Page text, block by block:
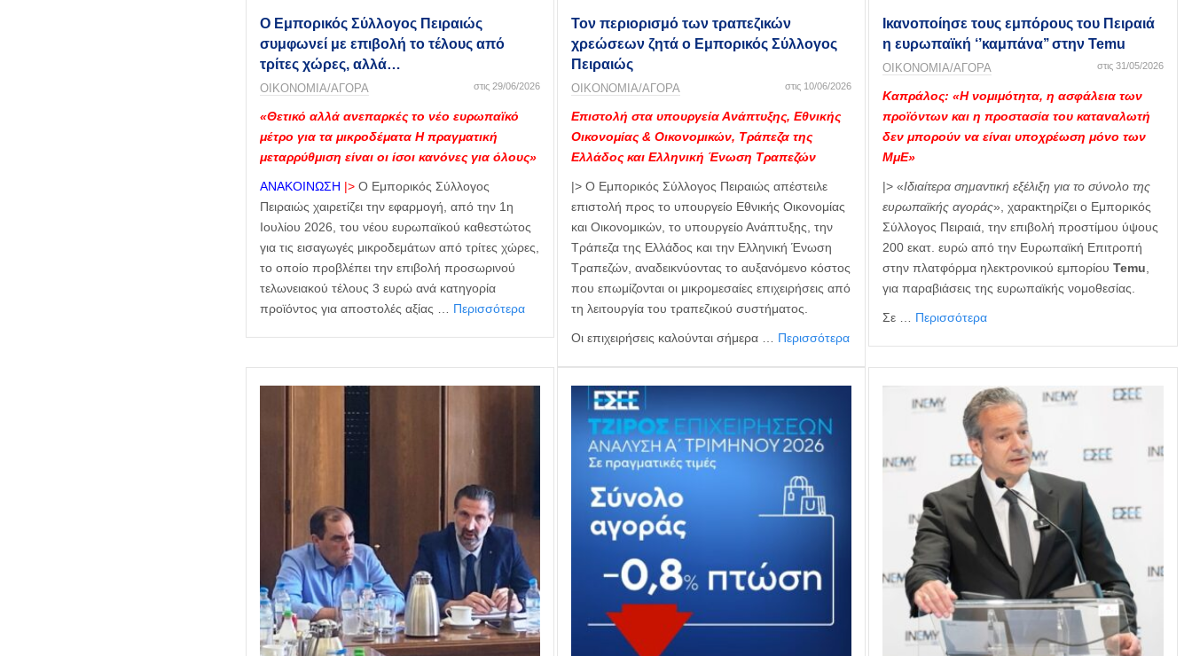
Ο Εμπορικός Σύλλογος Πειραιώς
συμφωνεί με επιβολή το τέλους από
τρίτες χώρες, αλλά…
ΟΙΚΟΝΟΜΙΑ/ΑΓΟΡΑ στις 29/06/2026
«Θετικό αλλά ανεπαρκές το νέο ευρωπαϊκό
μέτρο για τα μικροδέματα Η πραγματική
μεταρρύθμιση είναι οι ίσοι κανόνες για όλους»
ΑΝΑΚΟΙΝΩΣΗ |>Ο Εμπορικός Σύλλογος
Πειραιώς χαιρετίζει την εφαρμογή, από την 1η
Ιουλίου 2026, του νέου ευρωπαϊκού καθεστώτος
για τις εισαγωγές μικροδεμάτων από τρίτες χώρες,
το οποίο προβλέπει την επιβολή προσωρινού
τελωνειακού τέλους 3 ευρώ ανά κατηγορία
προϊόντος για αποστολές αξίας … Περισσότερα
Τον περιορισμό των τραπεζικών
χρεώσεων ζητά ο Εμπορικός Σύλλογος
Πειραιώς
ΟΙΚΟΝΟΜΙΑ/ΑΓΟΡΑ στις 10/06/2026
Επιστολή στα υπουργεία Ανάπτυξης, Εθνικής
Οικονομίας & Οικονομικών, Τράπεζα της
Ελλάδος και Ελληνική Ένωση Τραπεζών
|> Ο Εμπορικός Σύλλογος Πειραιώς απέστειλε
επιστολή προς το υπουργείο Εθνικής Οικονομίας
και Οικονομικών, το υπουργείο Ανάπτυξης, την
Τράπεζα της Ελλάδος και την Ελληνική Ένωση
Τραπεζών, αναδεικνύοντας το αυξανόμενο κόστος
που επωμίζονται οι μικρομεσαίες επιχειρήσεις από
τη λειτουργία του τραπεζικού συστήματος.
Οι επιχειρήσεις καλούνται σήμερα … Περισσότερα
Ικανοποίησε τους εμπόρους του Πειραιά
η ευρωπαϊκή ‘’καμπάνα’’ στην Temu
ΟΙΚΟΝΟΜΙΑ/ΑΓΟΡΑ στις 31/05/2026
Καπράλος: «Η νομιμότητα, η ασφάλεια των
προϊόντων και η προστασία του καταναλωτή
δεν μπορούν να είναι υποχρέωση μόνο των
ΜμΕ»
|> «Ιδιαίτερα σημαντική εξέλιξη για το σύνολο της
ευρωπαϊκής αγοράς», χαρακτηρίζει ο Εμπορικός
Σύλλογος Πειραιά, την επιβολή προστίμου ύψους
200 εκατ. ευρώ από την Ευρωπαϊκή Επιτροπή
στην πλατφόρμα ηλεκτρονικού εμπορίουTemu
για παραβιάσεις της ευρωπαϊκής νομοθεσίας.
Σε … Περισσότερα